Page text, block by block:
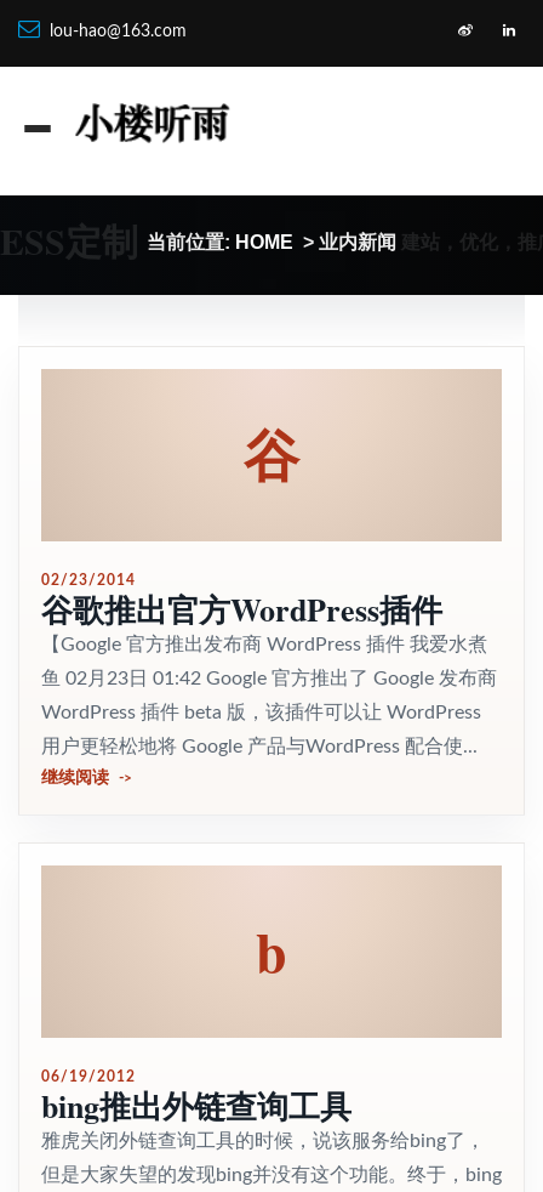
lou-hao@163.com
定制 当前位置: HOME > 业内新闻 建站，优化，推
谷
02/23/2014
谷歌推出官方WordPress插件
【Google 官方推出发布商 WordPress 插件 我爱水煮
鱼 02月23日 01:42 Google 官方推出了 Google 发布商
WordPress 插件 beta 版，该插件可以让 WordPress
用户更轻松地将 Google 产品与WordPress 配合使...
继续阅读
b
06/19/2012
bing推出外链查询工具
雅虎关闭外链查询工具的时候，说该服务给bing了，
但是大家失望的发现bing并没有这个功能。终于，bing